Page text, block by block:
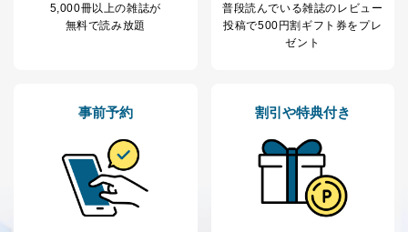
き。
公衆衛生の向上または児童の健全な育成の推進のため
に特に必要がある場合であって、本人の同意を得るこ
する必要がある場合であって、本人の同意を得ること
により当該事務の遂行に支障を及ぼすおそれがあると
き。
上記２．の利用目的を実施するために守秘義務を結ん
だ企業に、業務の一部として個人情報の取扱いを委
託・提供する場合、その業務に必要な範囲で委託・提
5,000冊以上の雑誌が
無料で読み放題
普段読んでいる雑誌のレビュー
投稿で500円割ギフト券をプレ
ゼント
事前予約 割引や特典付き